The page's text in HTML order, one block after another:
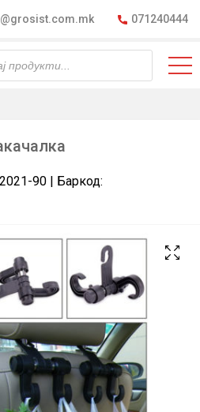
071240444
90 | Баркод: